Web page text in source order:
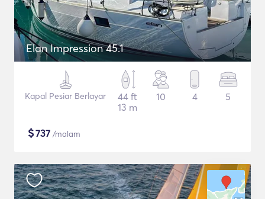
Elan Impression 45.1
Kapal Pesiar Berlayar
44 ft
13 m
10 4 5
$737 /malam